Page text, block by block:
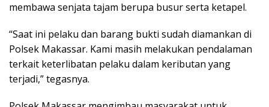
membawa senjata tajam berupa busur serta ketapel.
“Saat ini pelaku dan barang bukti sudah diamankan di
Polsek Makassar. Kami masih melakukan pendalaman
terkait keterlibatan pelaku dalam keributan yang
terjadi,” tegasnya.